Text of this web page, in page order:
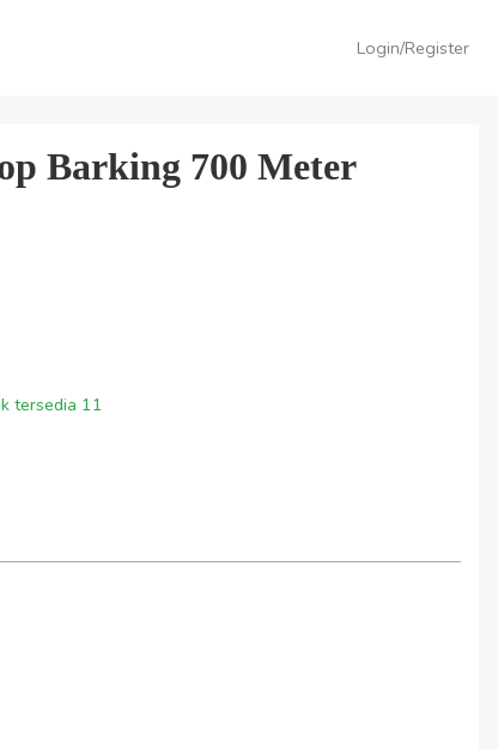
Login/Register
Barking 700 Meter
tersedia 11